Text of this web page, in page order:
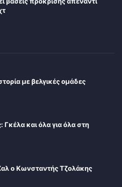
με βελγικές ομάδες
Γκέλα και όλα για όλα στη
ο Κωνσταντής Τζολάκης